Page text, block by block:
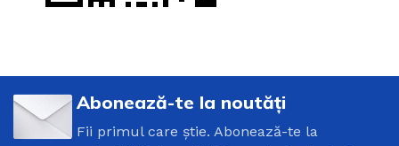
Abonează-te la noutăți
Fii primul care știe. Abonează-te la